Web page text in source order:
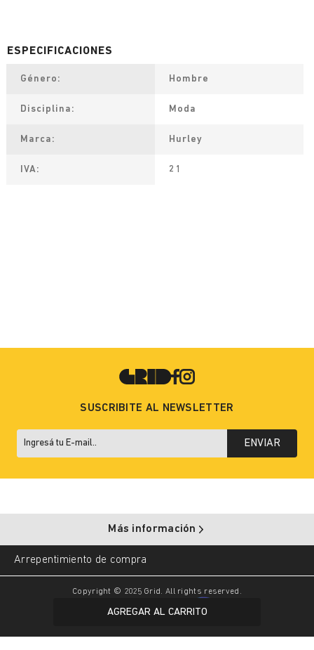
AGREGAR AL CARRITO
Género Hombre
Disciplina Moda
Marca Hurley
IVA 21
SUSCRIBITE AL NEWSLETTER
ENVIAR
Más información
Arrepentimiento de compra
Copyright © 2025 Grid. All rights reserved.